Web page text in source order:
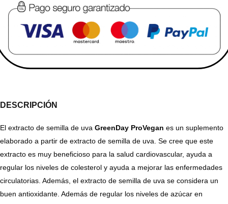
DESCRIPCIÓN
El extracto de semilla de uva GreenDay ProVegan es un suplemento
elaborado a partir de extracto de semilla de uva. Se cree que este
extracto es muy beneficioso para la salud cardiovascular, ayuda a
regular los niveles de colesterol y ayuda a mejorar las enfermedades
circulatorias. Además, el extracto de semilla de uva se considera un
buen antioxidante. Además de regular los niveles de azúcar en